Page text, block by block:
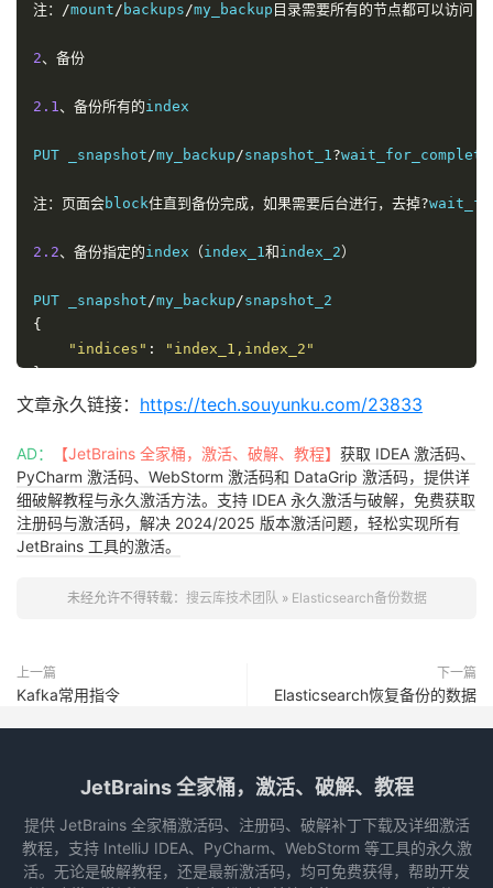
注：/mount/ backups/my_backup 目录需要所有的节点都可以访问
2、备份
2.1、备份所有的index
PUT _snapshot/my_backup/snapshot_1?
注：页面会block住直到备份完成，如果需要后台进行，去掉?
2.2、备份指定的index （index_1和 index_2）
PUT _snapshot/my_backup/
{
"indices" :
"index_1,index_2"
}
3.1、查看所有的备份
GET _snapshot/my_backup/_all
、删除备份
GET _snapshot /my_backup/snapshot_3/_status
文章永久链接： https://tech.souyunku.com/23833
AD： 【JetBrains 全家桶，激活、破解、教程】 获取 IDEA 激活码、
PyCharm 激活码、WebStorm 激活码和 DataGrip 激活码，提供详
细破解教程与永久激活方法。支持 IDEA 永久激活与破解，免费获取
注册码与激活码，解决 2024/2025 版本激活问题，轻松实现所有
JetBrains 工具的激活。
未经允许不得转载： 搜云库技术团队 » Elasticsearch备份数据
上一篇
Kafka常用指令
下一篇
Elasticsearch恢复备份的数据
JetBrains 全家桶，激活、破解、教程
提供 JetBrains 全家桶激活码、注册码、破解补丁下载及详细激活
教程，支持 IntelliJ IDEA、PyCharm、WebStorm 等工具的永久激
活。无论是破解教程，还是最新激活码，均可免费获得，帮助开发